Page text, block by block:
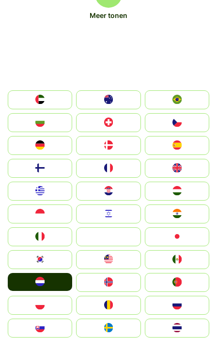
Meer tonen
الإمارات العربية المتحدة
Switzerland
Deutschland
United Kingdom
Magyarország
South Korea